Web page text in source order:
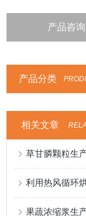
产品咨询
产品分类
相关文章
草甘膦颗粒生
利用热风循环
果蔬浓缩浆生